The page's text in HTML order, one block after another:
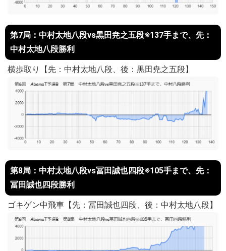
第7局：中村太地八段vs黒田尭之五段※137手まで、先：
中村太地八段勝利
横歩取り【先：中村太地八段、後：黒田尭之五段】
第8局：中村太地八段vs冨田誠也四段※105手まで、先：
冨田誠也四段勝利
ゴキゲン中飛車【先：冨田誠也四段、後：中村太地八段】